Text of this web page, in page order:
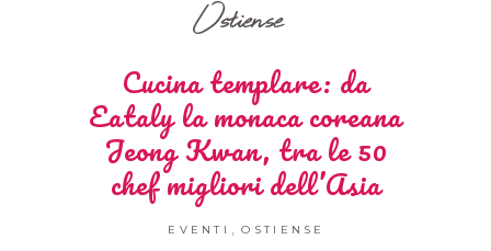
Ostiense
Cucina templare: da
Eataly la monaca coreana
Jeong Kwan, tra le 50
chef migliori dell’Asia
EVENTI , OSTIENSE